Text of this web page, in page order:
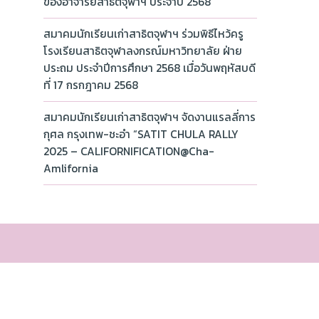
สมาคมนักเรียนเก่าสาธิตจุฬาฯ ร่วมพิธีไหว้ครู
โรงเรียนสาธิตจุฬาลงกรณ์มหาวิทยาลัย ฝ่าย
ประถม ประจำปีการศึกษา 2568 เมื่อวันพฤหัสบดี
ที่ 17 กรกฎาคม 2568
สมาคมนักเรียนเก่าสาธิตจุฬาฯ จัดงานแรลลี่การ
กุศล กรุงเทพ-ชะอำ “SATIT CHULA RALLY
2025 – CALIFORNIFICATION@Cha-
Amlifornia